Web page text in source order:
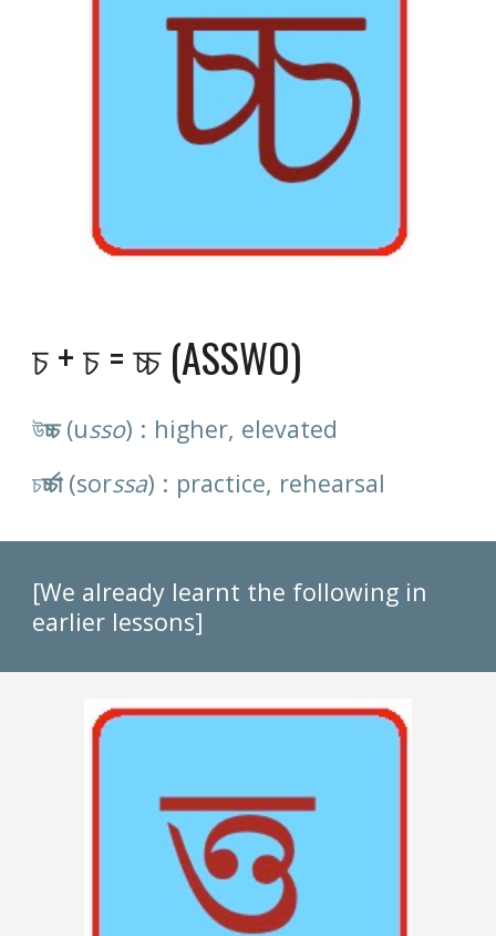
চ + চ = চ্চ (ASSWO)
উচ্চ (usso) : higher, elevated
চৰ্চ্চা (sorssa) : practice, rehearsal
[We already learnt the following in
earlier lessons]